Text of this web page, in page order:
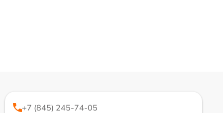
+7 (845) 245-74-05